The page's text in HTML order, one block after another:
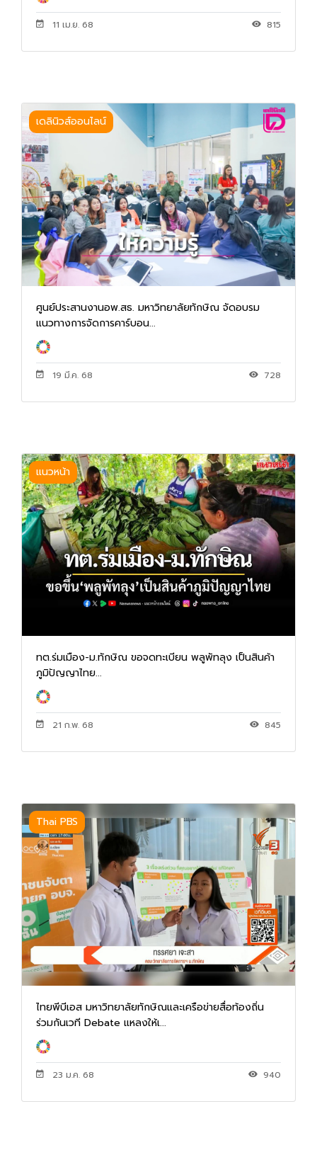
11 เม.ย. 68 815
เดลินิวส์ออนไลน์
ศูนย์ประสานงานอพ.สธ. มหาวิทยาลัยทักษิณ จัดอบรม
แนวทางการจัดการคาร์บอน...
19 มี.ค. 68 728
แนวหน้า
ทต.ร่มเมือง-ม.ทักษิณ ขอจดทะเบียน พลูพัทลุง เป็นสินค้า
ภูมิปัญญาไทย...
21 ก.พ. 68 845
Thai PBS
ไทยพีบีเอส มหาวิทยาลัยทักษิณและเครือข่ายสื่อท้องถิ่น
ร่วมกันเวที Debate แหลงให้เ...
23 ม.ค. 68 940